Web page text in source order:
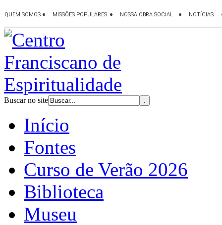
Buscar no site
Início
Fontes
Curso de Verão 2026
Biblioteca
Museu